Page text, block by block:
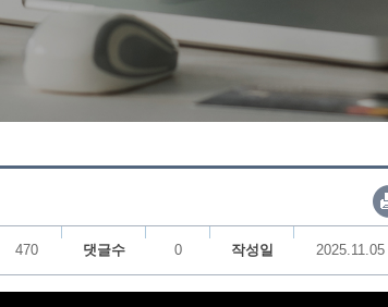
470 댓글수 0 작성일 2025.11.05